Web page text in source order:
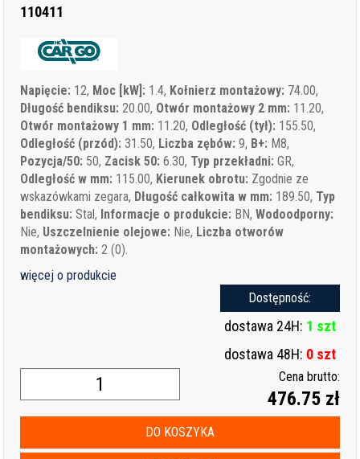
110411
Napięcie: 12, Moc [kW]: 1.4, Kołnierz montażowy: 74.00,
Długość bendiksu: 20.00, Otwór montażowy 2 mm: 11.20,
Otwór montażowy 1 mm: 11.20, Odległość (tył): 155.50,
Odległość (przód): 31.50, Liczba zębów: 9, B+: M8,
Pozycja/50: 50, Zacisk 50: 6.30, Typ przekładni: GR,
Odległość w mm: 115.00, Kierunek obrotu: Zgodnie ze
wskazówkami zegara, Długość całkowita w mm: 189.50, Typ
bendiksu: Stal, Informacje o produkcie: BN,Wodoodporny:
Nie, Uszczelnienie olejowe: Nie, Liczba otworów
montażowych: 2 (0).
więcej o produkcie
Dostępność:
dostawa 24H: 1 szt
dostawa 48H: 0 szt
Cena brutto:
476.75 zł
DO KOSZYKA